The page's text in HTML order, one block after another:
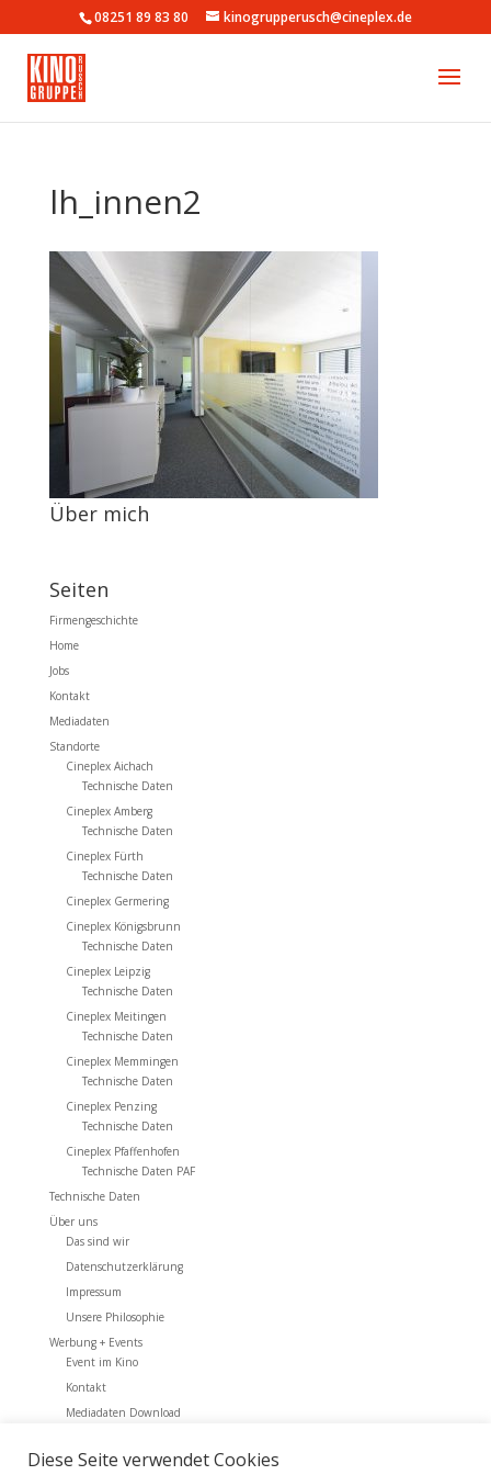
08251 89 83 80 kinogrupperusch@cineplex.de
lh_innen2
Über mich
Seiten
Firmengeschichte
Home
Jobs
Kontakt
Mediadaten
Standorte
Cineplex Aichach
Technische Daten
Cineplex Amberg
Technische Daten
Cineplex Fürth
Technische Daten
Cineplex Germering
Cineplex Königsbrunn
Technische Daten
Cineplex Leipzig
Technische Daten
Cineplex Meitingen
Technische Daten
Cineplex Memmingen
Technische Daten
Cineplex Penzing
Technische Daten
Cineplex Pfaffenhofen
Technische Daten PAF
Technische Daten
Über uns
Das sind wir
Datenschutzerklärung
Impressum
Unsere Philosophie
Werbung + Events
Event im Kino
Kontakt
Mediadaten Download
Diese Seite verwendet Cookies